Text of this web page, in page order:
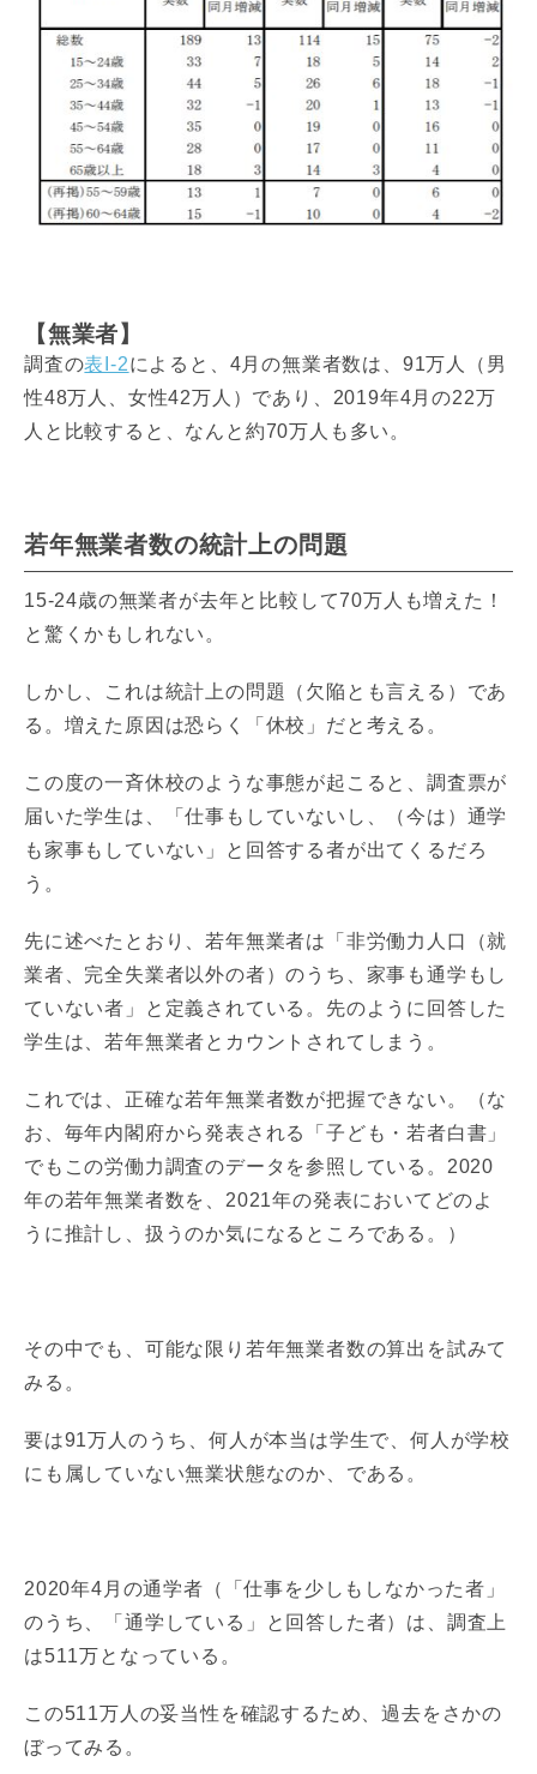
【無業者】
調査の表I-2によると、4月の無業者数は、91万人（男
性48万人、女性42万人）であり、2019年4月の22万
人と比較すると、なんと約70万人も多い。
若年無業者数の統計上の問題
15-24歳の無業者が去年と比較して70万人も増えた！
と驚くかもしれない。
しかし、これは統計上の問題（欠陥とも言える）であ
る。増えた原因は恐らく「休校」だと考える。
この度の一斉休校のような事態が起こると、調査票が
届いた学生は、「仕事もしていないし、（今は）通学
も家事もしていない」と回答する者が出てくるだろ
う。
先に述べたとおり、若年無業者は「非労働力人口（就
業者、完全失業者以外の者）のうち、家事も通学もし
ていない者」と定義されている。先のように回答した
学生は、若年無業者とカウントされてしまう。
これでは、正確な若年無業者数が把握できない。（な
お、毎年内閣府から発表される「子ども・若者白書」
でもこの労働力調査のデータを参照している。2020
年の若年無業者数を、2021年の発表においてどのよ
うに推計し、扱うのか気になるところである。）
その中でも、可能な限り若年無業者数の算出を試みて
みる。
要は91万人のうち、何人が本当は学生で、何人が学校
にも属していない無業状態なのか、である。
2020年4月の通学者（「仕事を少しもしなかった者」
のうち、「通学している」と回答した者）は、調査上
は511万となっている。
この511万人の妥当性を確認するため、過去をさかの
ぼってみる。